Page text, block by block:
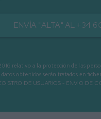
ENVÍA "ALTA" AL +34
relativo a la protección de las
obtenidos serán tratados en
DE USUARIOS - ENVIO DE